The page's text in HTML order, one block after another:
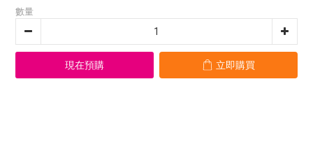
數量
現在預購 立即購買